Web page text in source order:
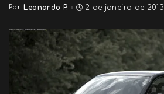
Posted
Por: Leonardo P. 2 de janeiro de 2013